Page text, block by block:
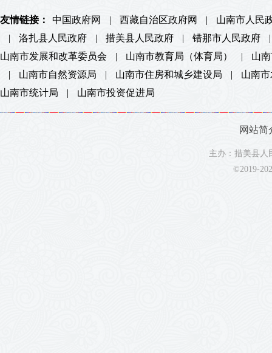
友情链接： 中国政府网 | 西藏自治区政府网 |
山南市人民
|
洛扎县人民政府 | 措美县人民政府 | 错那市人民政府
|
山南市发展和改革委员会
| 山南市教育局（体育局） |
山
|
山南市自然资源局 | 山南市住房和城乡建设局 |
山南
山南市统计局
| 山南市投资促进局
网站简
主办：措美县
©2019-